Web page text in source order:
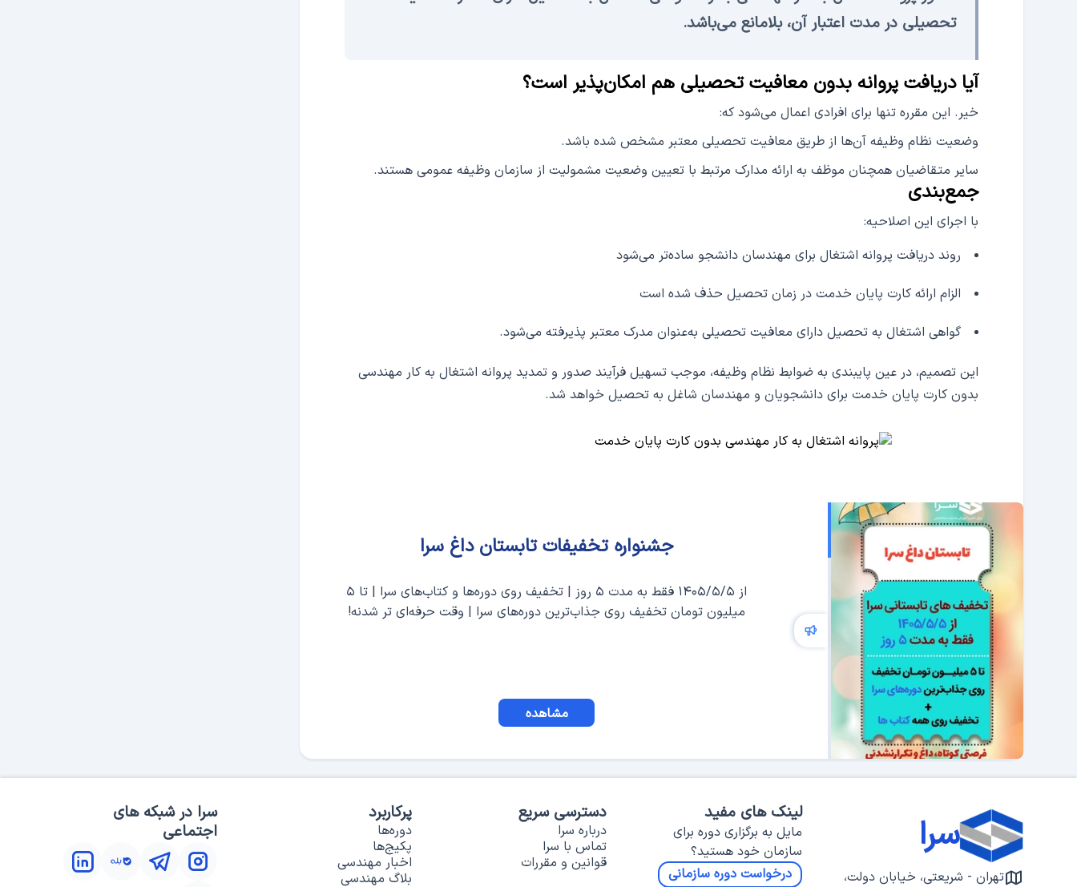
تحصیلی در مدت اعتبار آن، بلامانع می‌باشد.
آیا دریافت پروانه بدون معافیت تحصیلی هم امکان‌پذیر است؟
خیر. این مقرره تنها برای افرادی اعمال می‌شود که:
وضعیت نظام وظیفه آن‌ها از طریق معافیت تحصیلی معتبر مشخص شده باشد.
سایر متقاضیان همچنان موظف به ارائه مدارک مرتبط با تعیین وضعیت مشمولیت از سازمان وظیفه عمومی هستند.
جمع‌بندی
با اجرای این اصلاحیه:
روند دریافت پروانه اشتغال برای مهندسان دانشجو ساده‌تر می‌شود
الزام ارائه کارت پایان خدمت در زمان تحصیل حذف شده است
گواهی اشتغال به تحصیل دارای معافیت تحصیلی به‌عنوان مدرک معتبر پذیرفته می‌شود.
این تصمیم، در عین پایبندی به ضوابط نظام وظیفه، موجب تسهیل فرآیند صدور و تمدید پروانه اشتغال به کار مهندسی
بدون کارت پایان خدمت برای دانشجویان و مهندسان شاغل به تحصیل خواهد شد.
جشنواره تخفیفات تابستان داغ سرا
از ۱۴۰۵/۵/۵ فقط به مدت ۵ روز | تخفیف روی دوره‌ها و کتاب‌های سرا | تا ۵
میلیون تومان تخفیف روی جذاب‌ترین دوره‌های سرا | وقت حرفه‌ای تر شدنه!
مشاهده
سرا
تهران - شریعتی، خیابان دولت،
لینک های مفید
مایل به برگزاری دوره برای
سازمان خود هستید؟
درخواست دوره سازمانی
دسترسی سریع
درباره سرا
تماس با سرا
قوانین و مقررات
پرکاربرد
دوره‌ها
پکیج‌ها
اخبار مهندسی
بلاگ مهندسی
سرا در شبکه های
اجتماعی